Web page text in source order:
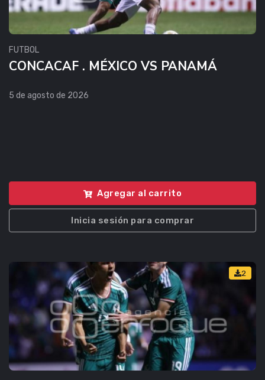
FUTBOL
CONCACAF . MÉXICO VS PANAMÁ
5 de agosto de 2026
Agregar al carrito
Inicia sesión para comprar
2